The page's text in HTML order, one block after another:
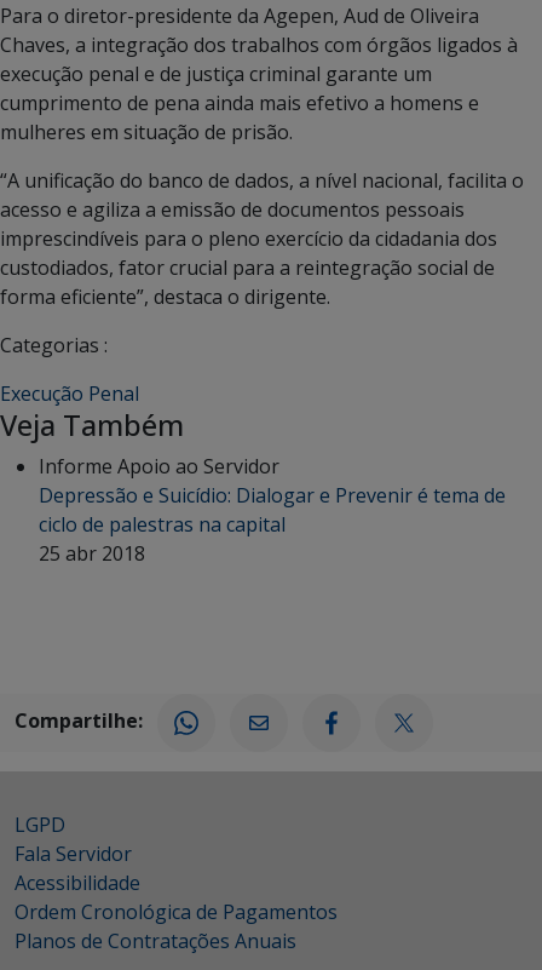
Para o diretor-presidente da Agepen, Aud de Oliveira
Chaves, a integração dos trabalhos com órgãos ligados à
execução penal e de justiça criminal garante um
cumprimento de pena ainda mais efetivo a homens e
mulheres em situação de prisão.
“A unificação do banco de dados, a nível nacional, facilita o
acesso e agiliza a emissão de documentos pessoais
imprescindíveis para o pleno exercício da cidadania dos
custodiados, fator crucial para a reintegração social de
forma eficiente”, destaca o dirigente.
Categorias :
Execução Penal
Veja Também
Informe Apoio ao Servidor
Depressão e Suicídio: Dialogar e Prevenir é tema de
ciclo de palestras na capital
25 abr 2018
Compartilhe:
LGPD
Fala Servidor
Acessibilidade
Ordem Cronológica de Pagamentos
Planos de Contratações Anuais